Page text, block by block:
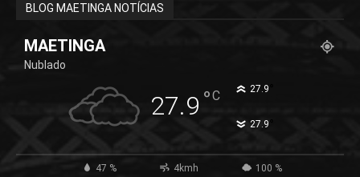
BLOG MAETINGA NOTÍCIAS
MAETINGA
Nublado
27.9 °C 27.9
27.9
47 % 4kmh 100 %